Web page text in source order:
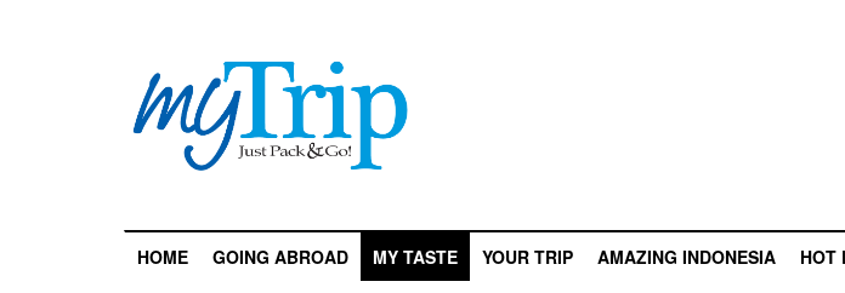
HOME GOING ABROAD MY TASTE YOUR TRIP AMAZING INDONESIA HOT